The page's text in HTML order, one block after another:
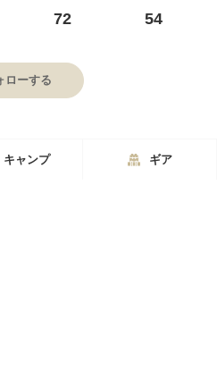
72 54
ローする
キャンプ ギア